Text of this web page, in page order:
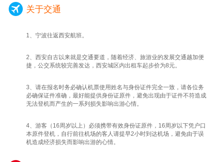
安办事处），在西安城的喧嚣中，藏着一处集
物院。这里不仅有小雁塔的秀美身姿，更
中午乘车（约5公里，车程20分钟左右）游玩
心地标——【钟鼓楼广场】，（游览约90分钟
左右这里不只是一条街，而是由北院门、西羊
市、大皮院等街道组成的繁华街区，空气中弥
漫着羊肉泡馍的醇香、肉夹馍的酥脆，以及麻
酱凉皮的酸辣开胃。游客可以品尝热气腾腾的
甑糕、手撕羊肉泡馍，或举一杯石榴汁穿梭于
关于交通
1、宁波往返西安航班。
2、西安自古以来就是交通要道，随着经济、旅游业的发展交通越加便
捷，公交系统较完善发达，西安城区内出租车起步价为8元。
3、请在报名时务必确认机票使用姓名与身份证件完全一致，请各位务
必确保证件准确，最好能提供身份证原件，避免出现由于证件不符造成
无法登机而产生的一系列损失影响出游心情。
4、游客（16周岁以上）必须携带有效身份证原件，16周岁以下凭户口
本原件登机，自行前往机场的客人请提早2小时到达机场，避免由于误
机造成经济损失而影响出游的心情。